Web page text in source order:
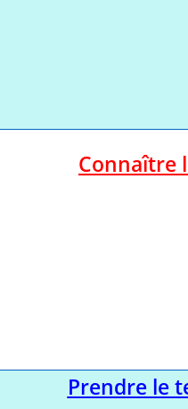
Connaître
Prendre le